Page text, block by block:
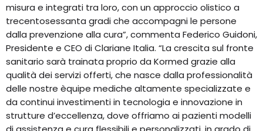
misura e integrati tra loro, con un approccio olistico a
trecentosessanta gradi che accompagni le persone
dalla prevenzione alla cura”, commenta Federico Guidoni,
Presidente e CEO di Clariane Italia. “La crescita sul fronte
sanitario sarà trainata proprio da Kormed grazie alla
qualità dei servizi offerti, che nasce dalla professionalità
delle nostre èquipe mediche altamente specializzate e
da continui investimenti in tecnologia e innovazione in
strutture d’eccellenza, dove offriamo ai pazienti modelli